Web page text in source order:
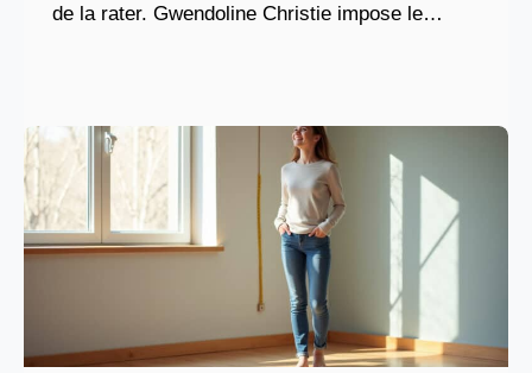
de la rater. Gwendoline Christie impose le